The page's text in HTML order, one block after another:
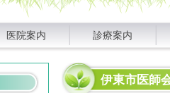
医院案内 診療案内
伊東市医師